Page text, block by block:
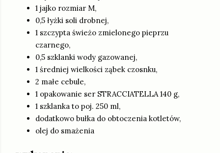
1 jajko rozmiar M,
0,5 łyżki soli drobnej,
1 szczypta świeżo zmielonego pieprzu
czarnego,
0,5 szklanki wody gazowanej,
1 średniej wielkości ząbek czosnku,
2 małe cebule,
1 opakowanie ser STRACCIATELLA 140 g,
1 szklanka to poj. 250 ml,
dodatkowo bułka do obtoczenia kotletów,
olej do smażenia